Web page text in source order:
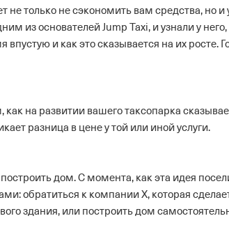
не только не сэкономить вам средства, но
из основателей Jump Taxi, и узнали у
впустую и как это сказывается на их росте.
на развитии вашего таксопарка
разница в цене у той или иной услуги.
дом. С момента, как эта идея
обратиться к компании Х, которая
здания, или построить дом